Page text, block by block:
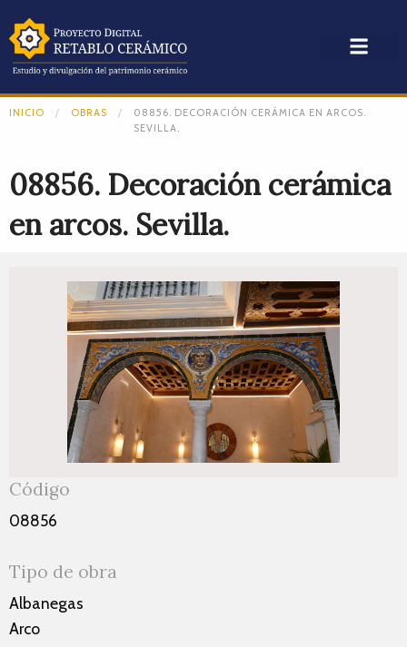
INICIO OBRAS
08856. DECORACIÓN CERÁMICA EN ARCOS.
SEVILLA.
08856. Decoración cerámica
en arcos. Sevilla.
Código
08856
Tipo de obra
Albanegas
Arco